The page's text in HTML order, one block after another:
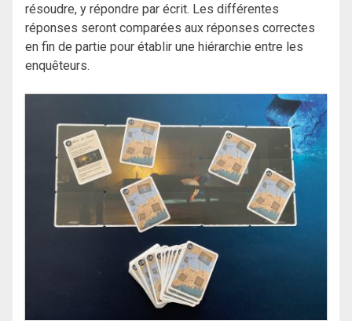
résoudre, y répondre par écrit. Les différentes
réponses seront comparées aux réponses correctes
en fin de partie pour établir une hiérarchie entre les
enquêteurs.